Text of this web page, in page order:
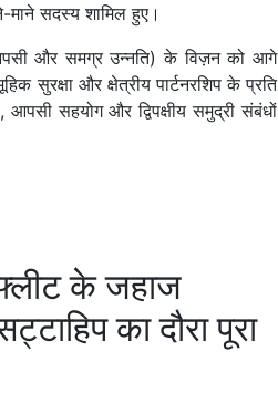
सदस्य शामिल हुए।
और समग्र उन्नति) के विज़न को आगे
सुरक्षा और क्षेत्रीय पार्टनरशिप के प्रति
सहयोग और द्विपक्षीय समुद्री संबंधों
के जहाज
का दौरा पूरा